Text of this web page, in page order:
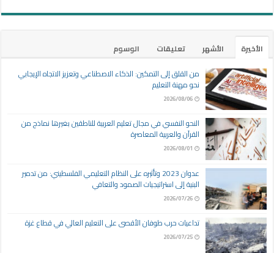
الأخيرة الأشهر تعليقات
الوسوم
من القلق إلى التمكين: الذكاء الاصطناعي وتعزيز الاتجاه الإيجابي
نحو مهنة التعليم
2026/08/06
النحو النفسي في مجال تعليم العربية للناطقين بغيرها نماذج من
القرآن والعربية المعاصرة
2026/08/01
عدوان 2023 وتأثيره على النظام التعليمي الفلسطيني: من تدمير
البنية إلى استراتيجيات الصمود والتعافي
2026/07/26
تداعيات حرب طوفان الأقصى على التعليم العالي في قطاع غزة
2026/07/25